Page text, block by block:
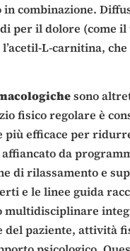
combinazione.
per il dolore (come il
L-carnitina,
sono
fisico regolare è
più efficace per
da
di rilassamento e
e le linee guida
multidisciplinare
del paziente, attività